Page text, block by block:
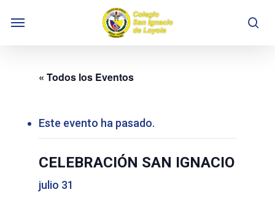
Menu
« Todos los Eventos
Este evento ha pasado.
CELEBRACIÓN SAN IGNACIO
julio 31